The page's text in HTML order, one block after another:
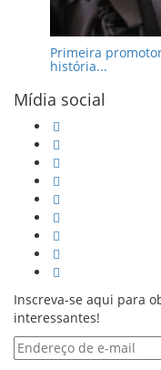
Primeira
história...
Mídia social
Inscreva-se aqui para
interessantes!